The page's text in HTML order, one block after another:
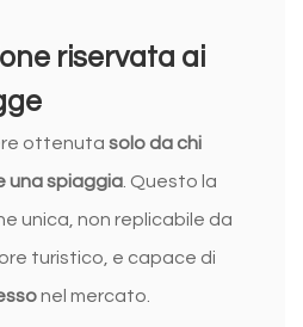
riservata ai
ottenuta solo da chi
una spiaggia. Questo la
unica, non replicabile da
turistico, e capace di
nel mercato.